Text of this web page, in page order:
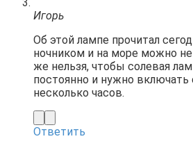
Игорь
Об этой лампе прочитал
ночником и на море можно
же нельзя, чтобы солевая
постоянно и нужно включать
несколько часов.
Ответить